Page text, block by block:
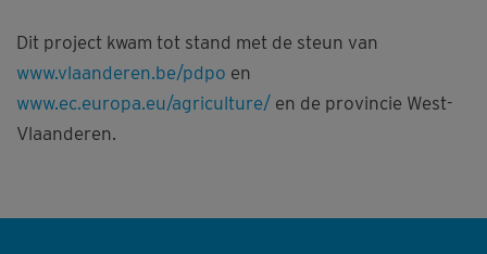
Dit project kwam tot stand met de steun van
www.vlaanderen.be/pdpo en
www.ec.europa.eu/agriculture/ en de provincie West-
Vlaanderen.